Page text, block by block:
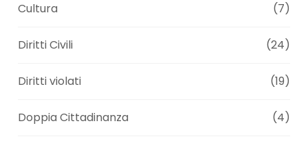
Cultura (7)
Diritti Civili (24)
Diritti violati (19)
Doppia Cittadinanza (4)